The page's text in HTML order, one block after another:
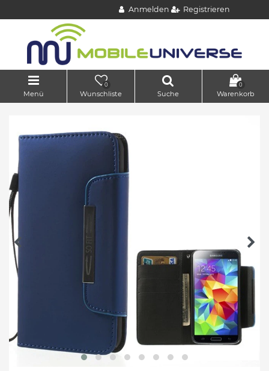
Anmelden Registrieren
Menü
0
Wunschliste Suche
0
Warenkorb